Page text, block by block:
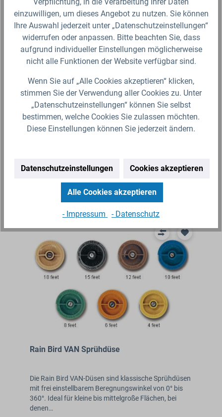
Rain Bird Versenkdüsengehäuse 1804
Die Rain Bird Versenkdüse ist seit 25 Jahren die
meistverkaufte Versenkdüse am Markt. Mit dem
einfachen Einstellmechanismus wird bei diesem
Modellen die Sprührichtung…
7,69 €*
Lieferzeit 2-3 Werktage (Versand mit DHL Paket)
Ähnliche Artikel
Rain Bird VAN Sprühdüse
Die Rain Bird VAN-Düsen sind klassische Sprühdüsen
mit frei einstellbarem Beregnungswinkel von 0° bis
360°. Ideal für kleine bis mittelgroße Flächen, bei
denen…
Verpflichtung, in die Verarbeitung Ihrer Daten
einzuwilligen, um dieses Angebot zu nutzen. Sie können
Ihre Auswahl jederzeit unter „Datenschutzeinstellungen“
widerrufen oder anpassen. Bitte beachten Sie, dass
aufgrund individueller Einstellungen möglicherweise
nicht alle Funktionen der Website verfügbar sind.
Wenn Sie auf „Alle Cookies akzeptieren“ klicken,
stimmen Sie der Verwendung aller Cookies zu. Unter
„Datenschutzeinstellungen“ können Sie selbst
bestimmen, welche Cookies Sie zulassen möchten.
Diese Einstellungen können Sie jederzeit ändern.
Datenschutzeinstellungen Cookies akzeptieren
Alle Cookies akzeptieren
- Impressum - Datenschutz